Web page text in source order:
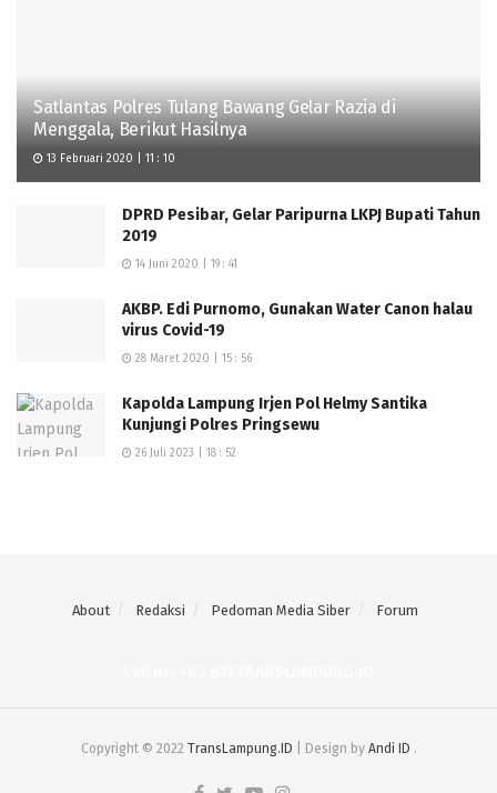
Satlantas Polres Tulang Bawang Gelar Razia di
Menggala, Berikut Hasilnya
13 Februari 2020 | 11 : 10
DPRD Pesibar, Gelar Paripurna LKPJ Bupati Tahun
2019
14 Juni 2020 | 19 : 41
AKBP. Edi Purnomo, Gunakan Water Canon halau
virus Covid-19
28 Maret 2020 | 15 : 56
Kapolda Lampung Irjen Pol Helmy Santika
Kunjungi Polres Pringsewu
26 Juli 2023 | 18 : 52
About Redaksi Pedoman Media Siber Forum
Copyright © 2022 TransLampung.ID | Design by Andi ID .